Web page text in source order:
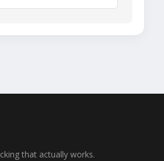
that actually works.